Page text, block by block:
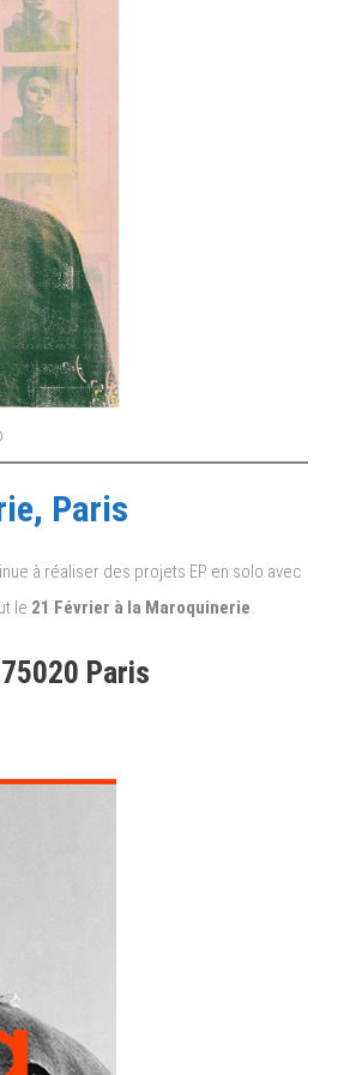
Largo,
de
Montagne,
Pi’erre
Paris
à réaliser des projets EP en solo avec
le 21 Février à la Maroquinerie.
Paris